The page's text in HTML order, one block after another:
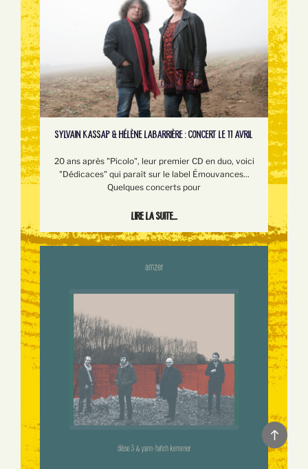
SYLVAIN KASSAP & HÉLÈNE LABARRIÈRE : CONCERT LE 11 AVRIL
20 ans après "Picolo", leur premier CD en duo, voici
"Dédicaces" qui paraît sur le label Émouvances...
Quelques concerts pour
Lire la suite...
Back
to